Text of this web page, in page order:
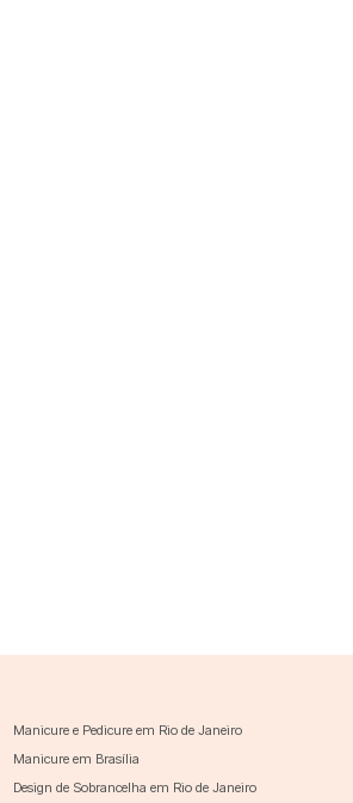
Manicure e Pedicure em Rio de Janeiro
Manicure em Brasília
Design de Sobrancelha em Rio de Janeiro